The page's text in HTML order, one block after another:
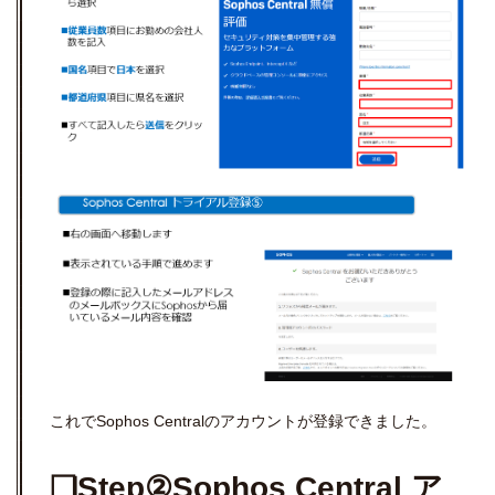
これでSophos Centralのアカウントが登録できました。
❏Step②Sophos Central ア